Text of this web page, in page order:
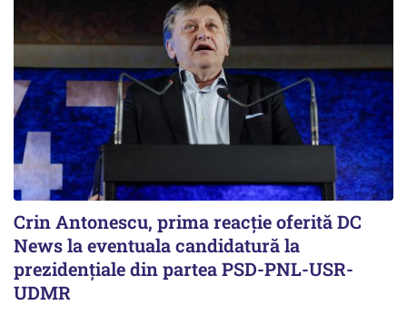
Crin Antonescu, prima reacție oferită DC
News la eventuala candidatură la
prezidențiale din partea PSD-PNL-USR-
UDMR